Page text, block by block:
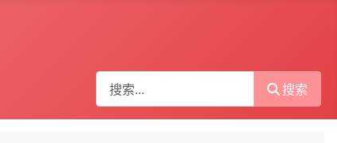
搜索
搜索